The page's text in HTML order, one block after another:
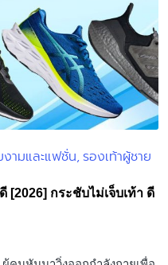
งามและแฟชั่น รองเท้าผู้ชาย
[2026] กระชับไม่เจ็บเท้า ดี